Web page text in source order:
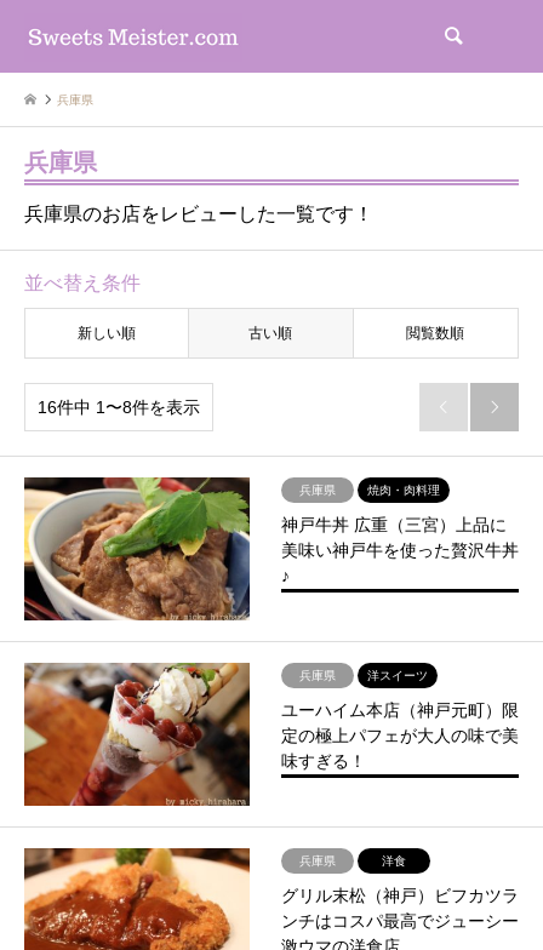
兵庫県
兵庫県
兵庫県のお店をレビューした一覧です！
並べ替え条件
新しい順 古い順 閲覧数順
16件中 1〜8件を表示  
兵庫県 焼肉・肉料理
神戸牛丼 広重（三宮）上品に
美味い神戸牛を使った贅沢牛丼
♪
兵庫県 洋スイーツ
ユーハイム本店（神戸元町）限
定の極上パフェが大人の味で美
味すぎる！
兵庫県 洋食
グリル末松（神戸）ビフカツラ
ンチはコスパ最高でジューシー